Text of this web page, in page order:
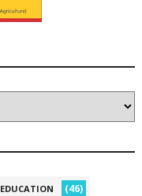
EDUCATION (46)